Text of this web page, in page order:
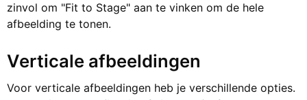
zinvol om "Fit to Stage" aan te vinken om de hele
afbeelding te tonen.
Verticale afbeeldingen
Voor verticale afbeeldingen heb je verschillende opties.